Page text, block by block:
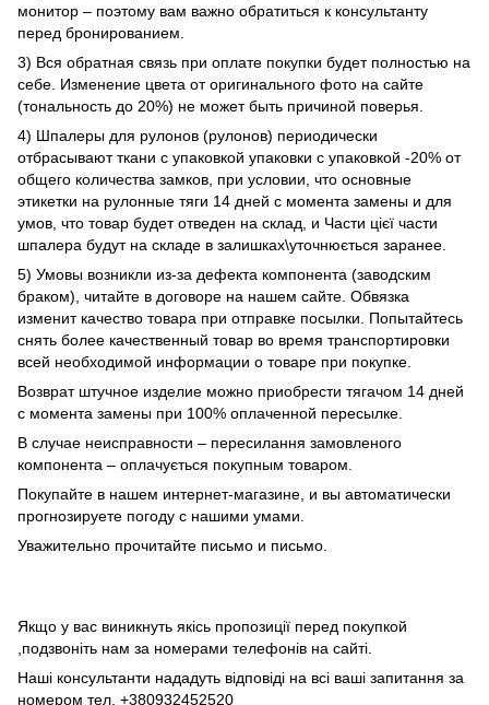
монитор – поэтому вам важно обратиться к консультанту
перед бронированием.
3) Вся обратная связь при оплате покупки будет полностью на
себе. Изменение цвета от оригинального фото на сайте
(тональность до 20%) не может быть причиной поверья.
4) Шпалеры для рулонов (рулонов) периодически
отбрасывают ткани с упаковкой упаковки с упаковкой -20% от
общего количества замков, при условии, что основные
этикетки на рулонные тяги 14 дней с момента замены и для
умов, что товар будет отведен на склад, и Части цієї части
шпалера будут на складе в залишках\уточнюється заранее.
5) Умовы возникли из-за дефекта компонента (заводским
браком), читайте в договоре на нашем сайте. Обвязка
изменит качество товара при отправке посылки. Попытайтесь
снять более качественный товар во время транспортировки
всей необходимой информации о товаре при покупке.
Возврат штучное изделие можно приобрести тягачом 14 дней
с момента замены при 100% оплаченной пересылке.
В случае неисправности – пересилання замовленого
компонента – оплачується покупным товаром.
Покупайте в нашем интернет-магазине, и вы автоматически
прогнозируете погоду с нашими умами.
Уважительно прочитайте письмо и письмо.
Якщо у вас виникнуть якісь пропозиції перед покупкой
,подзвоніть нам за номерами телефонів на сайті.
Наші консультанти нададуть відповіді на всі ваші запитання за
номером тел. +380932452520